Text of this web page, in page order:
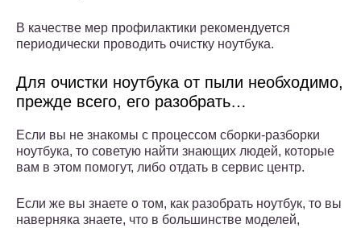
В качестве мер профилактики рекомендуется
периодически проводить очистку ноутбука.
Для очистки ноутбука от пыли необходимо,
прежде всего, его разобрать…
Если вы не знакомы с процессом сборки-разборки
ноутбука, то советую найти знающих людей, которые
вам в этом помогут, либо отдать в сервис центр.
Если же вы знаете о том, как разобрать ноутбук, то вы
наверняка знаете, что в большинстве моделей,